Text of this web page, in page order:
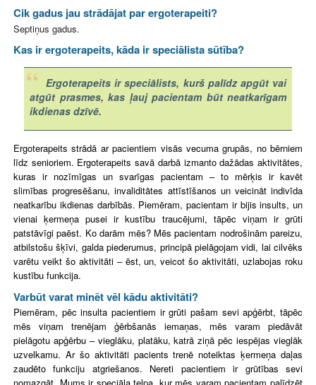
Cik gadus jau strādājat par ergoterapeiti?
Septiņus gadus.
Kas ir ergoterapeits, kāda ir speciālista sūtība?
Ergoterapeits ir speciālists, kurš palīdz apgūt vai
atgūt prasmes, kas ļauj pacientam būt neatkarīgam
ikdienas dzīvē.
Ergoterapeits strādā ar pacientiem visās vecuma grupās, no bērniem
līdz senioriem. Ergoterapeits savā darbā izmanto dažādas aktivitātes,
kuras ir nozīmīgas un svarīgas pacientam – to mērķis ir kavēt
slimības progresēšanu, invaliditātes attīstīšanos un veicināt indivīda
neatkarību ikdienas darbībās. Piemēram, pacientam ir bijis insults, un
vienai ķermeņa pusei ir kustību traucējumi, tāpēc viņam ir grūti
patstāvīgi paēst. Ko darām mēs? Mēs pacientam nodrošinām pareizu,
atbilstošu šķīvi, galda piederumus, principā pielāgojam vidi, lai cilvēks
varētu veikt šo aktivitāti – ēst, un, veicot šo aktivitāti, uzlabojas roku
kustību funkcija.
Varbūt varat minēt vēl kādu aktivitāti?
Piemēram, pēc insulta pacientiem ir grūti pašam sevi apģērbt, tāpēc
mēs viņam trenējam ģērbšanās iemaņas, mēs varam piedāvāt
pielāgotu apģērbu – vieglāku, platāku, katrā ziņā pēc iespējas vieglāk
uzvelkamu. Ar šo aktivitāti pacients trenē noteiktas ķermeņa daļas
zaudēto funkciju atgriešanos. Nereti pacientiem ir grūtības sevi